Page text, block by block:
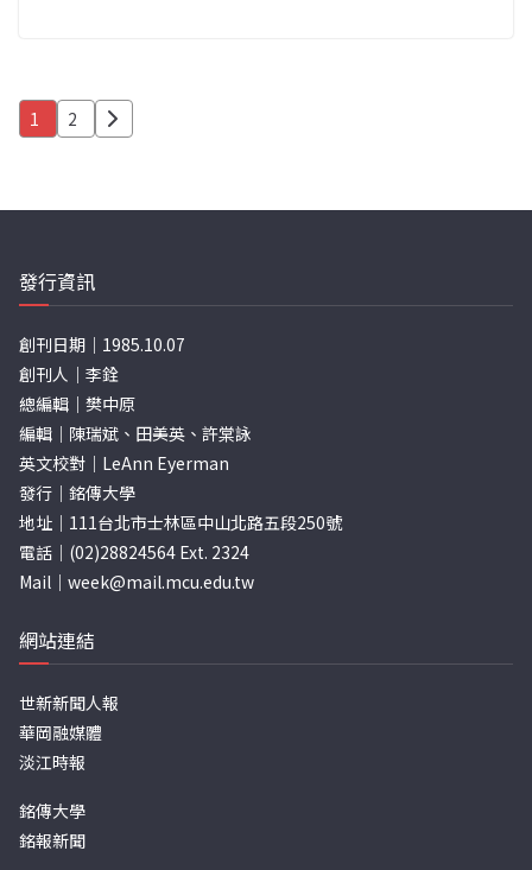
文
分
頁
1 2
發行資訊
創刊日期｜1985.10.07
創刊人｜李銓
總編輯｜樊中原
編輯｜陳瑞斌、田美英、許棠詠
英文校對｜LeAnn Eyerman
發行｜銘傳大學
地址｜111台北市士林區中山北路五段250號
電話｜(02)28824564 Ext. 2324
Mail｜ week@mail.mcu.edu.tw
網站連結
世新新聞人報
華岡融媒體
淡江時報
銘傳大學
銘報新聞